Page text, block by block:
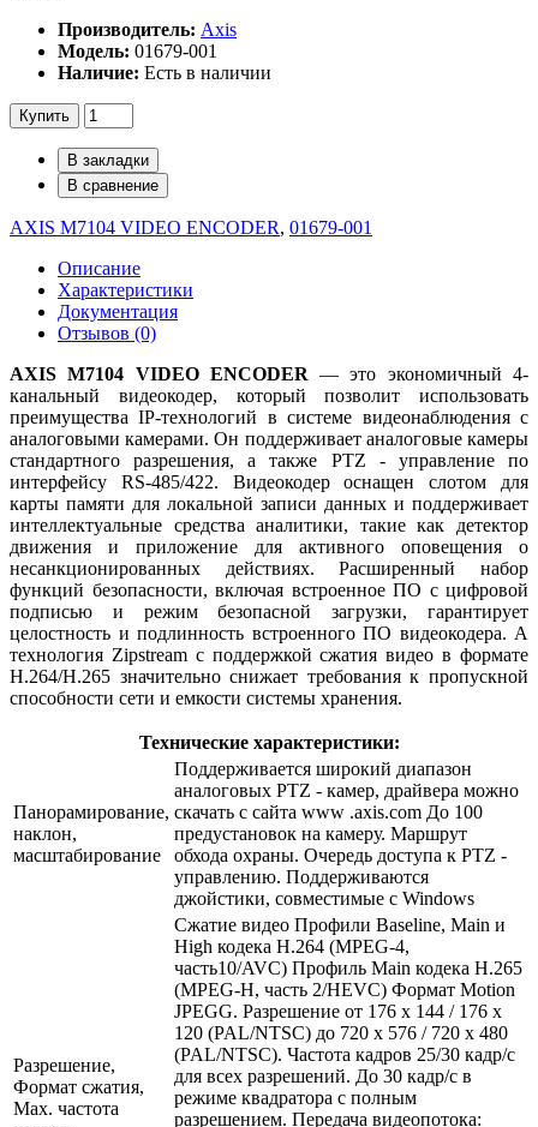
Производитель: Axis
Модель: 01679-001
Наличие: Есть в наличии
Купить
В закладки
В сравнение
AXIS M7104 VIDEO ENCODER, 01679-001
Описание
Характеристики
Документация
Отзывов (0)
AXIS M7104 VIDEO ENCODER — это экономичный 4-
канальный видеокодер, который позволит использовать
преимущества IP-технологий в системе видеонаблюдения с
аналоговыми камерами. Он поддерживает аналоговые камеры
стандартного разрешения, а также PTZ - управление по
интерфейсу RS-485/422. Видеокодер оснащен слотом для
карты памяти для локальной записи данных и поддерживает
интеллектуальные средства аналитики, такие как детектор
движения и приложение для активного оповещения о
несанкционированных действиях. Расширенный набор
функций безопасности, включая встроенное ПО с цифровой
подписью и режим безопасной загрузки, гарантирует
целостность и подлинность встроенного ПО видеокодера. А
технология Zipstream с поддержкой сжатия видео в формате
H.264/H.265 значительно снижает требования к пропускной
способности сети и емкости системы хранения.
Технические характеристики:
Панорамирование,
наклон,
масштабирование
Поддерживается широкий диапазон
аналоговых PTZ - камер, драйвера можно
скачать с сайта www .axis.com До 100
предустановок на камеру. Маршрут
обхода охраны. Очередь доступа к PTZ -
управлению. Поддерживаются
джойстики, совместимые с Windows
Разрешение,
Формат сжатия,
Max. частота
Сжатие видео Профили Baseline, Main и
High кодека H.264 (MPEG-4,
часть10/AVC) Профиль Main кодека H.265
(MPEG-H, часть 2/HEVC) Формат Motion
JPEGG. Разрешение от 176 x 144 / 176 x
120 (PAL/NTSC) до 720 x 576 / 720 x 480
(PAL/NTSC). Частота кадров 25/30 кадр/с
для всех разрешений. До 30 кадр/с в
режиме квадратора с полным
разрешением. Передача видеопотока: